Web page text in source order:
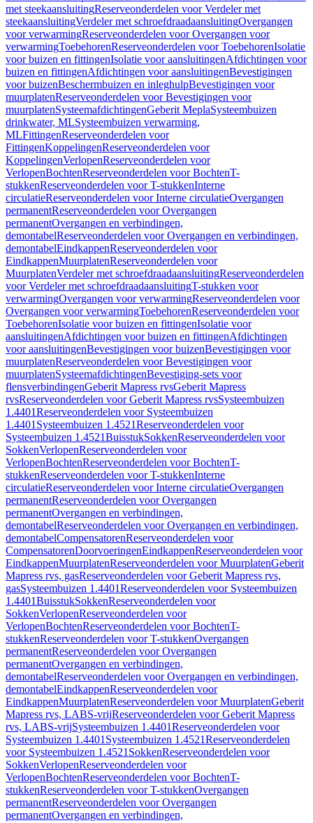
met steekaansluitingReserveonderdelen voor Verdeler met
steekaansluitingVerdeler met schroefdraadaansluitingOvergangen
voor verwarmingReserveonderdelen voor Overgangen voor
verwarmingToebehorenReserveonderdelen voor ToebehorenIsolatie
voor buizen en fittingenIsolatie voor aansluitingenAfdichtingen voor
buizen en fittingenAfdichtingen voor aansluitingenBevestigingen
voor buizenBeschermbuizen en inleghulpBevestigingen voor
muurplatenReserveonderdelen voor Bevestigingen voor
muurplatenSysteemafdichtingenGeberit MeplaSysteembuizen
drinkwater, MLSysteembuizen verwarming,
MLFittingenReserveonderdelen voor
FittingenKoppelingenReserveonderdelen voor
KoppelingenVerlopenReserveonderdelen voor
VerlopenBochtenReserveonderdelen voor BochtenT-
stukkenReserveonderdelen voor T-stukkenInterne
circulatieReserveonderdelen voor Interne circulatieOvergangen
permanentReserveonderdelen voor Overgangen
permanentOvergangen en verbindingen,
demontabelReserveonderdelen voor Overgangen en verbindingen,
demontabelEindkappenReserveonderdelen voor
EindkappenMuurplatenReserveonderdelen voor
MuurplatenVerdeler met schroefdraadaansluitingReserveonderdelen
voor Verdeler met schroefdraadaansluitingT-stukken voor
verwarmingOvergangen voor verwarmingReserveonderdelen voor
Overgangen voor verwarmingToebehorenReserveonderdelen voor
ToebehorenIsolatie voor buizen en fittingenIsolatie voor
aansluitingenAfdichtingen voor buizen en fittingenAfdichtingen
voor aansluitingenBevestigingen voor buizenBevestigingen voor
muurplatenReserveonderdelen voor Bevestigingen voor
muurplatenSysteemafdichtingenBevestiging-sets voor
flensverbindingenGeberit Mapress rvsGeberit Mapress
rvsReserveonderdelen voor Geberit Mapress rvsSysteembuizen
1.4401Reserveonderdelen voor Systeembuizen
1.4401 Systeembuizen 1.4521Reserveonderdelen voor
Systeembuizen 1.4521BuisstukSokkenReserveonderdelen voor
SokkenVerlopenReserveonderdelen voor
VerlopenBochtenReserveonderdelen voor BochtenT-
stukkenReserveonderdelen voor T-stukkenInterne
circulatieReserveonderdelen voor Interne circulatieOvergangen
permanentReserveonderdelen voor Overgangen
permanentOvergangen en verbindingen,
demontabelReserveonderdelen voor Overgangen en verbindingen,
demontabelCompensatorenReserveonderdelen voor
CompensatorenDoorvoeringenEindkappenReserveonderdelen voor
EindkappenMuurplatenReserveonderdelen voor MuurplatenGeberit
Mapress rvs, gasReserveonderdelen voor Geberit Mapress rvs,
gasSysteembuizen 1.4401Reserveonderdelen voor Systeembuizen
1.4401BuisstukSokkenReserveonderdelen voor
SokkenVerlopenReserveonderdelen voor
VerlopenBochtenReserveonderdelen voor BochtenT-
stukkenReserveonderdelen voor T-stukkenOvergangen
permanentReserveonderdelen voor Overgangen
permanentOvergangen en verbindingen,
demontabelReserveonderdelen voor Overgangen en verbindingen,
demontabelEindkappenReserveonderdelen voor
EindkappenMuurplatenReserveonderdelen voor MuurplatenGeberit
Mapress rvs, LABS-vrijReserveonderdelen voor Geberit Mapress
rvs, LABS-vrijSysteembuizen 1.4401Reserveonderdelen voor
Systeembuizen 1.4401 Systeembuizen 1.4521Reserveonderdelen
voor Systeembuizen 1.4521 SokkenReserveonderdelen voor
SokkenVerlopenReserveonderdelen voor
VerlopenBochtenReserveonderdelen voor BochtenT-
stukkenReserveonderdelen voor T-stukkenOvergangen
permanentReserveonderdelen voor Overgangen
permanentOvergangen en verbindingen,